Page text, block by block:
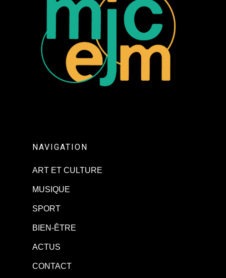
NAVIGATION
ART ET CULTURE
MUSIQUE
SPORT
BIEN-ÊTRE
ACTUS
CONTACT